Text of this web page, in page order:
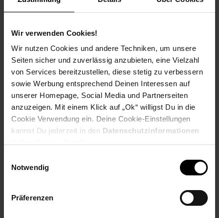
Wir verwenden Cookies!
Wir nutzen Cookies und andere Techniken, um unsere
Seiten sicher und zuverlässig anzubieten, eine Vielzahl
von Services bereitzustellen, diese stetig zu verbessern
sowie Werbung entsprechend Deinen Interessen auf
unserer Homepage, Social Media und Partnerseiten
anzuzeigen. Mit einem Klick auf „Ok“ willigst Du in die
Cookie Verwendung ein. Deine Cookie-Einstellungen
kannst Du jederzeit in den Datenschutzinformationen
Notwendig
Präferenzen
Alle wichtigen Produktdetails im Überblick:
Einlegböden.
Frontausführung: Spanplatte Laminat, Aquamarin ultra matt,
mit Anti Fingerprint Beschichtung
Korpusausführung: Spanplatte Laminat.
Korpusfarbe: Weiss matt
Griff: Metall Schwarz matt
Maße: Breite 60x60 cm / Tiefe ca. 31 cm / Höhe ca. 90 cm.